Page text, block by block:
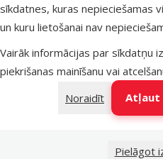
sīkdatnes, kuras nepieciešamas
un kuru lietošanai nav
Vairāk informācijas par sīkdatņu
piekrišanas mainīšanu vai
Noraidīt
Atļaut
Pielāgot
Darba laiks:
P – Sv: 10:00 – 21:00
DINO ZOO TC